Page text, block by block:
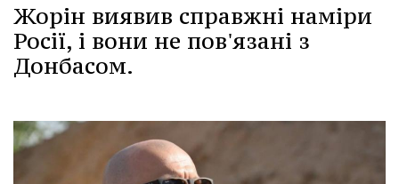
Жорін виявив справжні наміри
Росії, і вони не пов'язані з
Донбасом.